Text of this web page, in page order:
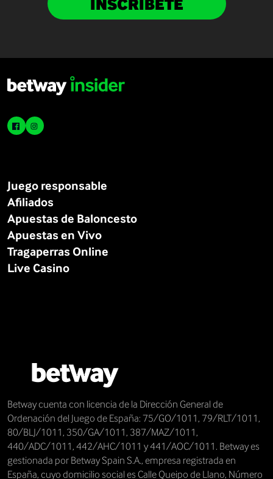
Juego responsable
Afiliados
Apuestas de Baloncesto
Apuestas en Vivo
Tragaperras Online
Live Casino
Betway cuenta con licencia de la Dirección General de
Ordenación del Juego de España: 75/GO/1011, 79/RLT/1011,
80/BLJ/1011, 350/GA/1011, 387/MAZ/1011,
440/ADC/1011, 442/AHC/1011 y 441/AOC/1011. Betway es
gestionada por Betway Spain S.A., empresa registrada en
España, cuyo domicilio social es Calle Queipo de Llano, Número